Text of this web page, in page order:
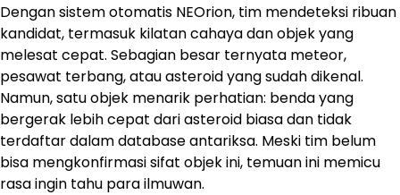
Dengan sistem otomatis NEOrion, tim mendeteksi ribuan
kandidat, termasuk kilatan cahaya dan objek yang
melesat cepat. Sebagian besar ternyata meteor,
pesawat terbang, atau asteroid yang sudah dikenal.
Namun, satu objek menarik perhatian: benda yang
bergerak lebih cepat dari asteroid biasa dan tidak
terdaftar dalam database antariksa. Meski tim belum
bisa mengkonfirmasi sifat objek ini, temuan ini memicu
rasa ingin tahu para ilmuwan.